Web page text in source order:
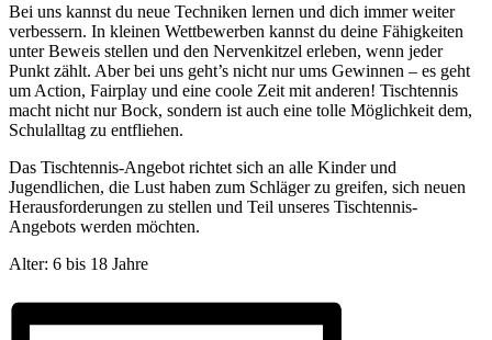
Bei uns kannst du neue Techniken lernen und dich immer weiter
verbessern. In kleinen Wettbewerben kannst du deine Fähigkeiten
unter Beweis stellen und den Nervenkitzel erleben, wenn jeder
Punkt zählt. Aber bei uns geht’s nicht nur ums Gewinnen – es geht
um Action, Fairplay und eine coole Zeit mit anderen! Tischtennis
macht nicht nur Bock, sondern ist auch eine tolle Möglichkeit dem,
Schulalltag zu entfliehen.
Das Tischtennis-Angebot richtet sich an alle Kinder und
Jugendlichen, die Lust haben zum Schläger zu greifen, sich neuen
Herausforderungen zu stellen und Teil unseres Tischtennis-
Angebots werden möchten.
Alter: 6 bis 18 Jahre